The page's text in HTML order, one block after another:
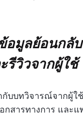
อมูลย้อนกลั
รีวิวจากผู้ใช้
กับบทวิจารณ์จากผู้ใ
กสารทางการ และ